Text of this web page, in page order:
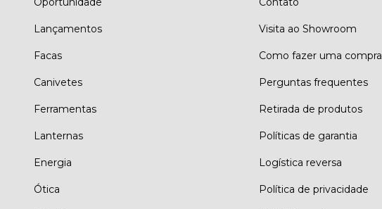
Lançamentos
Facas
Canivetes
Ferramentas
Lanternas
Energia
Ótica
Visita ao Showroom
Como fazer uma compra
Perguntas frequentes
Retirada de produtos
Políticas de garantia
Logística reversa
Política de privacidade